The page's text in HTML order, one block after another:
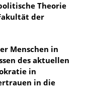
Theorie
der
Menschen in
des aktuellen
in
in die